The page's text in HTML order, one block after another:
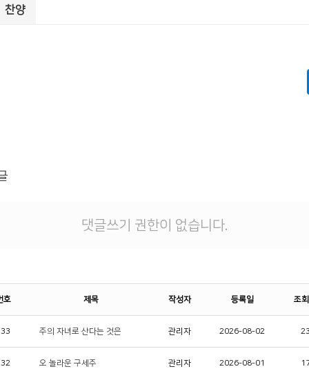
찬양
댓글쓰기 권한이 없습니다.
호 제목 작성자 등록일 조
주의 자녀로 산다는 것은 관리자 2026-08-02 23
오 놀라운 구세주 관리자 2026-08-01